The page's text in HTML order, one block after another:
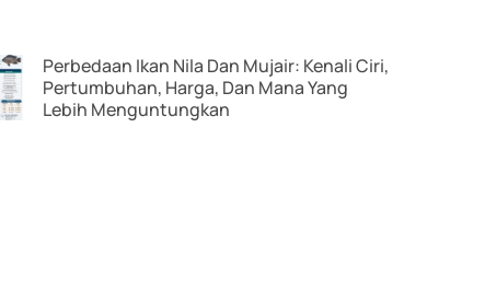
Perbedaan Ikan Nila Dan Mujair: Kenali Ciri,
Pertumbuhan, Harga, Dan Mana Yang
Lebih Menguntungkan